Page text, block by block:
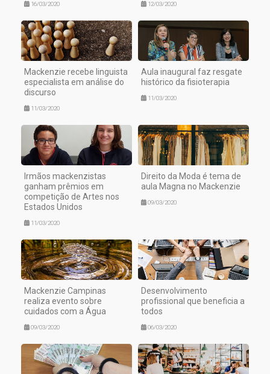
16/03/2020 12/03/2020
Mackenzie recebe linguista
especialista em análise do
discurso
11/03/2020
Aula inaugural faz resgate
histórico da fisioterapia
11/03/2020
Irmãos mackenzistas
ganham prêmios em
competição de Artes nos
Estados Unidos
11/03/2020
Direito da Moda é tema de
aula Magna no Mackenzie
09/03/2020
Mackenzie Campinas
realiza evento sobre
cuidados com a Água
09/03/2020
Desenvolvimento
profissional que beneficia a
todos
06/03/2020